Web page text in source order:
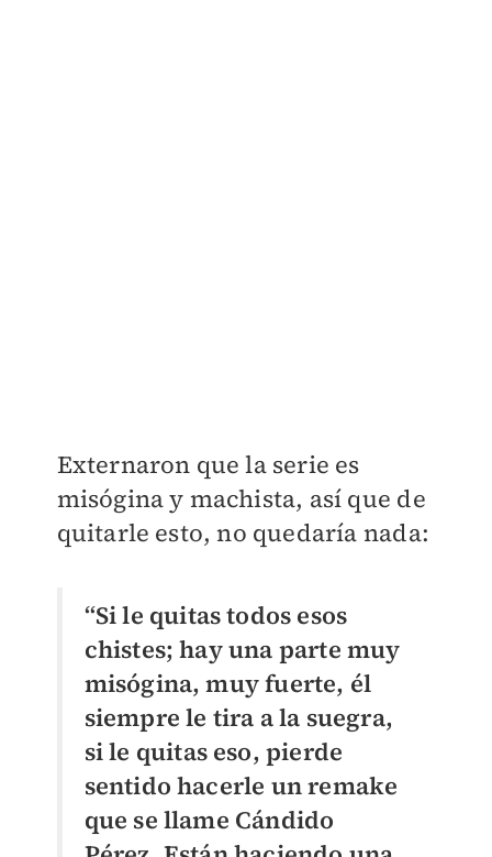
Externaron que la serie es
misógina y machista, así que de
quitarle esto, no quedaría nada:
“Si le quitas todos esos
chistes; hay una parte muy
misógina, muy fuerte, él
siempre le tira a la suegra,
si le quitas eso, pierde
sentido hacerle un remake
que se llame Cándido